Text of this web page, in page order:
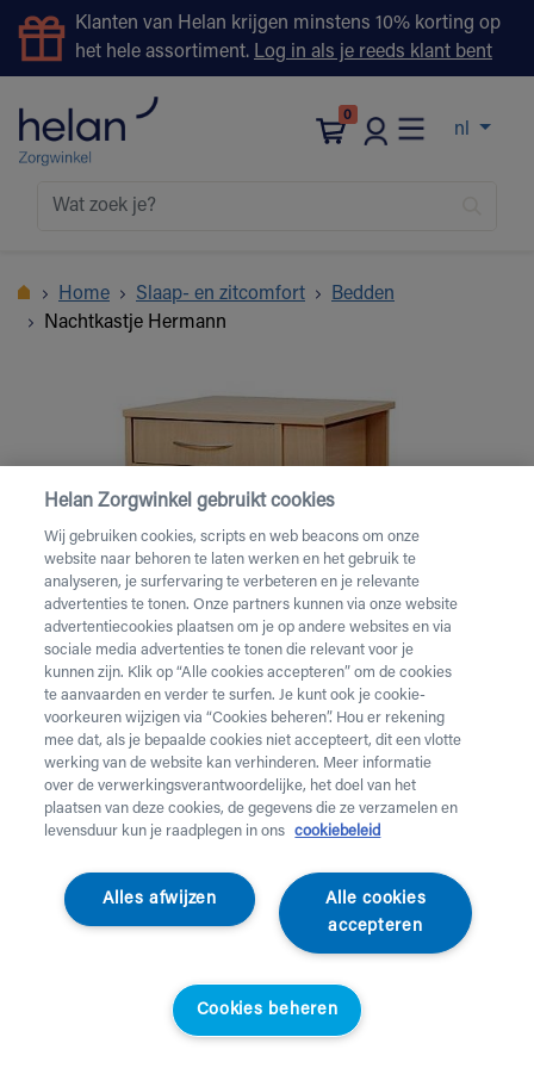
Klanten van Helan krijgen minstens 10% korting op
het hele assortiment. Log in als je reeds klant bent
0
nl
Home Slaap- en zitcomfort
Bedden
Nachtkastje Hermann
Burmeier
Nachtkastje Hermann
Nachtkastje Burmeier Hermann in beuk met lade en
Helan Zorgwinkel gebruikt cookies
Wij gebruiken cookies, scripts en web beacons om onze
website naar behoren te laten werken en het gebruik te
analyseren, je surfervaring te verbeteren en je relevante
advertenties te tonen. Onze partners kunnen via onze website
advertentiecookies plaatsen om je op andere websites en via
sociale media advertenties te tonen die relevant voor je
kunnen zijn. Klik op “Alle cookies accepteren” om de cookies
te aanvaarden en verder te surfen. Je kunt ook je cookie-
voorkeuren wijzigen via “Cookies beheren”. Hou er rekening
mee dat, als je bepaalde cookies niet accepteert, dit een vlotte
werking van de website kan verhinderen. Meer informatie
over de verwerkingsverantwoordelijke, het doel van het
plaatsen van deze cookies, de gegevens die ze verzamelen en
levensduur kun je raadplegen in ons
cookiebeleid
Alle cookies
accepteren
Alles afwijzen
Cookies beheren